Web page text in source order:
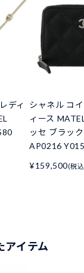
ディ
シャネル コ
ィース
ッセ ブラッ
AP0216
¥159,500(税
アイテム